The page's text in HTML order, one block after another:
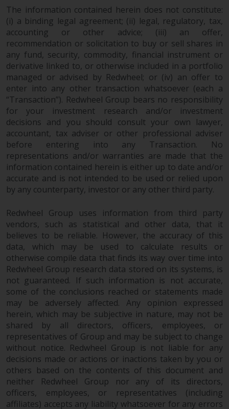
hat seine eigenen Ansichten und
Meinungen auf dieser Website
(oder denen seiner verbundenen
Unternehmen) geäußert, und
diese können sich ohne
Vorankündigung ändern.
Redwheel ist nicht verpflichtet,
Informationen zu aktualisieren,
und Leser sollten sich bei einer
Anlageentscheidung nicht
ausschließlich auf die auf dieser
Website enthaltenen
Informationen verlassen.
Haftung
Obwohl Redwheel bestrebt ist,
sicherzustellen, dass die
Informationen auf dieser Website
zum Zeitpunkt der
Veröffentlichung korrekt und
vollständig sind, übernimmt
Redwheel keine Gewaehr noch
eines ihrer verbundenen
Unternehmen die
Angemessenheit, Genauigkeit
oder Vollständigkeit dieser
Informationen und übernehmen
keine Haftung, die sich aus dem
Vertrauen auf Ungenauigkeiten,
Auslassung in, oder Verwendung
The information contained herein does not constitute:
(i) a binding legal agreement; (ii) legal, regulatory, tax,
accounting or other advice; (iii) an offer,
recommendation or solicitation to buy or sell shares in
any fund, security, commodity, financial instrument or
derivative linked to, or otherwise included in a portfolio
managed or advised by Redwheel; or (iv) an offer to
enter into any other transaction whatsoever (each a
“Transaction”). Redwheel Group bears no responsibility
for your investment research and/or investment
decisions and you should consult your own lawyer,
accountant, tax adviser or other professional adviser
before entering into any Transaction. No
representations and/or warranties are made that the
information contained herein is either up to date and/or
accurate and is not intended to be used or relied upon
by any counterparty, investor or any other third party.
Redwheel Group uses information from third party
vendors, such as statistical and other data, that it
believes to be reliable. However, the accuracy of this
data, which may be used to calculate results or
otherwise compile data that finds its way over time into
Redwheel Group research data stored on its systems, is
not guaranteed. If such information is not accurate,
some of the conclusions reached or statements made
may be adversely affected. Any opinion expressed
herein, which may be subjective in nature, may not be
shared by all directors, officers, employees, or
representatives of Group and may be subject to change
without notice. Redwheel Group is not liable for any
decisions made or actions or inactions taken by you or
others based on the contents of this document and
neither Redwheel Group nor any of its directors,
officers, employees, or representatives (including
affiliates) accepts any liability whatsoever for any errors